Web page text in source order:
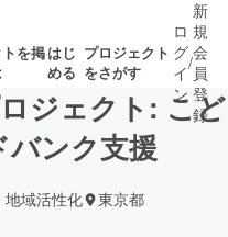
を掲はじ
める
プロジェクト
をさがす
募集終了が近いプ
ロジェクト
もうすぐ公開
されます
ロ
グ
イ
ン
/
新
規
会
員
登
録
ジェクト: こど
バンク支援
地域活性化 東京都